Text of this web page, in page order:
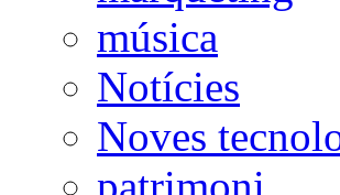
música
Notícies
Noves
patrimoni